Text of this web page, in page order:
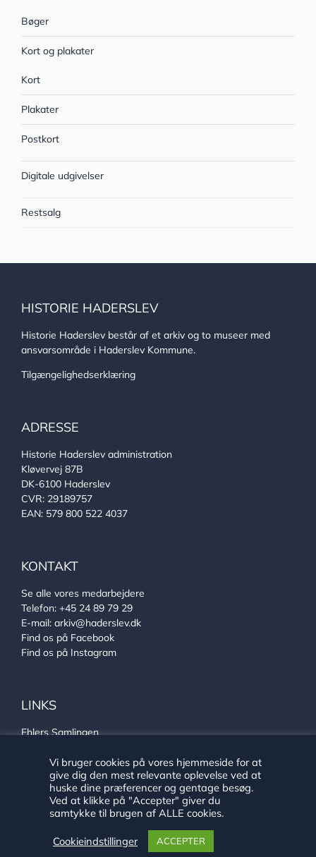
Bøger
Kort og plakater
Kort
Plakater
Postkort
Digitale udgivelser
Restsalg
HISTORIE HADERSLEV
Historie Haderslev består af et arkiv og to museer med
ansvarsområde i Haderslev Kommune.
Tilgængelighedserklæring
ADRESSE
Historie Haderslev administration
Kløvervej 87B
DK-6100 Haderslev
CVR: 29189757
EAN: 579 800 522 4037
KONTAKT
Se alle vores medarbejdere
Telefon: +45 24 89 79 29
E-mail: arkiv@haderslev.dk
Find os på Facebook
Find os på Instagram
LINKS
Ehlers Samlingen
Sønderjysk arkivsamarbejde
Vi bruger cookies på vores hjemmeside for at
give dig den mest relevante oplevelse ved at
huske dine præferencer og gentage besøg.
Ved at klikke på "Accepter" giver du
samtykke til brugen af ALLE cookies.
Cookieindstillinger ACCEPTER